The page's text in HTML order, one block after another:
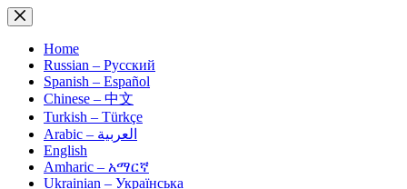
Skip
to
contentHome
Russian – Русский
Spanish – Español
Chinese – 中文
Turkish – Türkçe
Arabic – العربية
English
Amharic – አማርኛ
Ukrainian – Українська